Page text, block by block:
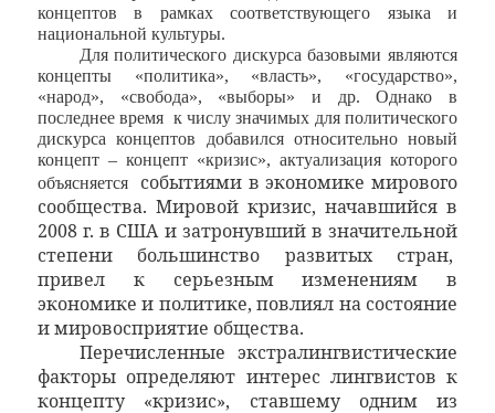
концептов в рамках соответствующего языка и
национальной культуры.
Для политического дискурса базовыми являются
концепты «политика», «власть», «государство»,
«народ», «свобода», «выборы» и др. Однако в
последнее время к числу значимых для политического
дискурса концептов добавился относительно новый
концепт – концепт «кризис», актуализация которого
объясняется
событиями в экономике мирового
сообщества. Мировой кризис, начавшийся в
2008 г. в США и затронувший в значительной
степени большинство развитых стран,
привел к серьезным изменениям в
экономике и политике, повлиял на состояние
и мировосприятие общества.
Перечисленные экстралингвистические
факторы определяют интерес лингвистов к
концепту «кризис», ставшему одним из